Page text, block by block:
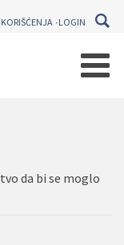
LOGIN
da bi se moglo